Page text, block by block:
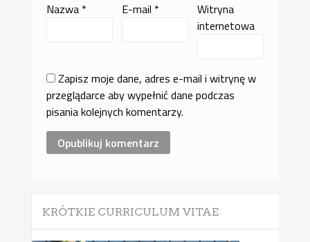
Nazwa * E-mail *
Witryna
internetowa
Zapisz moje dane, adres e-mail i witrynę w
przeglądarce aby wypełnić dane podczas
pisania kolejnych komentarzy.
KRÓTKIE CURRICULUM VITAE